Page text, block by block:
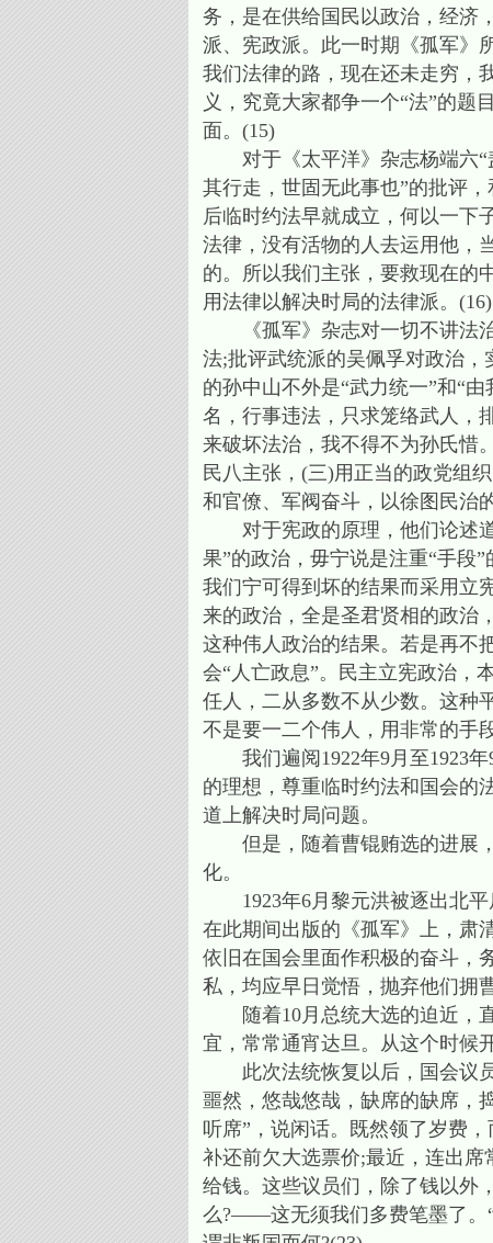
务，是在供给国民以政治，经济
派、宪政派。此一时期《孤军》
我们法律的路，现在还未走穷，
义，究竟大家都争一个“法”的题
面。(15)
对于《太平洋》杂志杨端六“
其行走，世固无此事也”的批评
后临时约法早就成立，何以一下
法律，没有活物的人去运用他，
的。所以我们主张，要救现在的
用法律以解决时局的法律派。(16)
《孤军》杂志对一切不讲法治
法;批评武统派的吴佩孚对政治，
的孙中山不外是“武力统一”和“
名，行事违法，只求笼络武人，
来破坏法治，我不得不为孙氏惜
民八主张，(三)用正当的政党组
和官僚、军阀奋斗，以徐图民治
对于宪政的原理，他们论述道
果”的政治，毋宁说是注重“手段
我们宁可得到坏的结果而采用立
来的政治，全是圣君贤相的政治
这种伟人政治的结果。若是再不
会“人亡政息”。民主立宪政治，
任人，二从多数不从少数。这
不是要一二个伟人，用非常的
我们遍阅1922年9月至1923年
的理想，尊重临时约法和国会的
道上解决时局问题。
但是，随着曹锟贿选的进展
化。
1923年6月黎元洪被逐出北平
在此期间出版的《孤军》上，肃
依旧在国会里面作积极的奋斗，
私，均应早日觉悟，抛弃他们拥
随着10月总统大选的迫近，直
宜，常常通宵达旦。从这个时候
此次法统恢复以后，国会议员
噩然，悠哉悠哉，缺席的缺席，
听席”，说闲话。既然领了岁费
补还前欠大选票价;最近，连出
给钱。这些议员们，除了钱以外
么?——这无须我们多费笔墨了。